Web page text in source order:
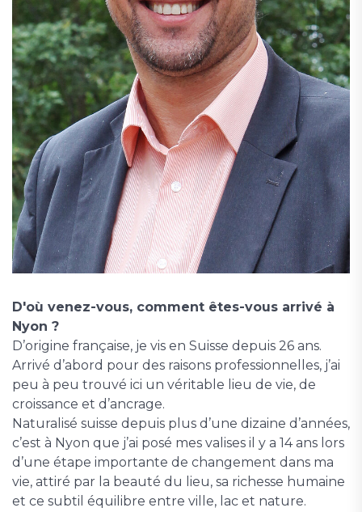
D'où venez-vous, comment êtes-vous arrivé à
Nyon ?
D’origine française, je vis en Suisse depuis 26 ans.
Arrivé d’abord pour des raisons professionnelles, j’ai
peu à peu trouvé ici un véritable lieu de vie, de
croissance et d’ancrage.
Naturalisé suisse depuis plus d’une dizaine d’années,
c’est à Nyon que j’ai posé mes valises il y a 14 ans lors
d’une étape importante de changement dans ma
vie, attiré par la beauté du lieu, sa richesse humaine
et ce subtil équilibre entre ville, lac et nature.